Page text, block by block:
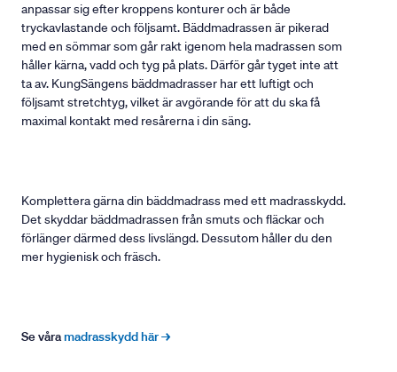
anpassar sig efter kroppens konturer och är både
tryckavlastande och följsamt. Bäddmadrassen är pikerad
med en sömmar som går rakt igenom hela madrassen som
håller kärna, vadd och tyg på plats. Därför går tyget inte att
ta av. KungSängens bäddmadrasser har ett luftigt och
följsamt stretchtyg, vilket är avgörande för att du ska få
maximal kontakt med resårerna i din säng.
Komplettera gärna din bäddmadrass med ett madrasskydd.
Det skyddar bäddmadrassen från smuts och fläckar och
förlänger därmed dess livslängd. Dessutom håller du den
mer hygienisk och fräsch.
Se våramadrasskydd här →